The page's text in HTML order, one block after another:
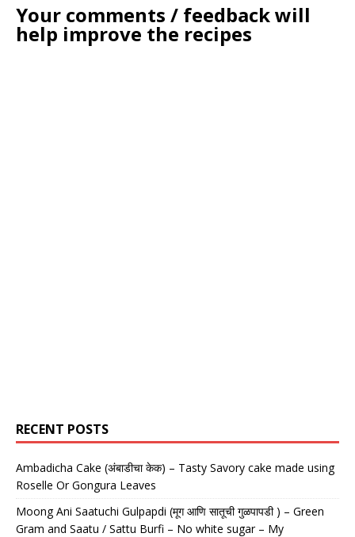
Your comments / feedback will
help improve the recipes
RECENT POSTS
Ambadicha Cake (अंबाडीचा केक) – Tasty Savory cake made using
Roselle Or Gongura Leaves
Moong Ani Saatuchi Gulpapdi (मूग आणि सातूची गुळपापडी ) – Green
Gram and Saatu / Sattu Burfi – No white sugar – My